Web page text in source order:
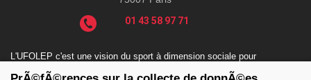
01 43 58 97 71
L'UFOLEP c'est une vision du sport à dimension sociale pour